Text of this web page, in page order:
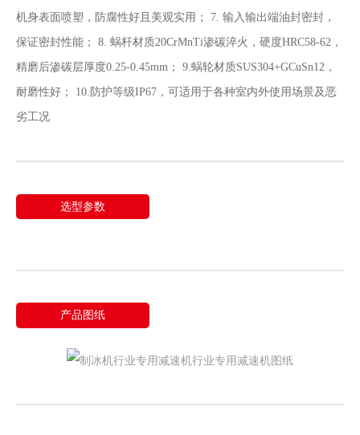
机身表面喷塑，防腐性好且美观实用； 7. 输入输出端油封密封，
保证密封性能； 8. 蜗杆材质20CrMnTi渗碳淬火，硬度HRC58-62，
精磨后渗碳层厚度0.25-0.45mm； 9.蜗轮材质SUS304+GCuSn12，
耐磨性好； 10.防护等级IP67，可适用于各种室内外使用场景及恶
劣工况
选型参数
产品图纸